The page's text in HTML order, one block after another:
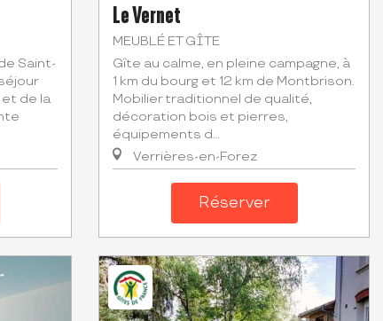
Saint-
et de la
Le Vernet
MEUBLÉ ET GÎTE
Gîte au calme, en pleine campagne, à
1 km du bourg et 12 km de Montbrison.
Mobilier traditionnel de qualité,
décoration bois et pierres,
équipements d...
Verrières-en-Forez
Réserver